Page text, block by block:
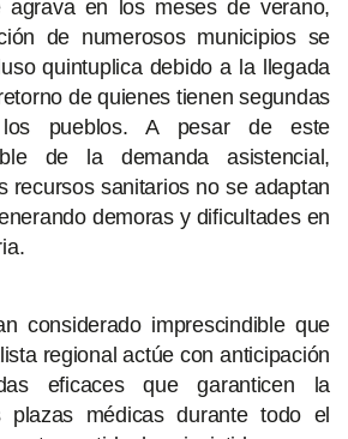
agrava en los meses de verano,
de numerosos municipios se
quintuplica debido a la llegada
de quienes tienen segundas
los pueblos. A pesar de este
de la demanda asistencial,
recursos sanitarios no se adaptan
demoras y dificultades en
considerado imprescindible que
regional actúe con anticipación
eficaces que garanticen la
plazas médicas durante todo el